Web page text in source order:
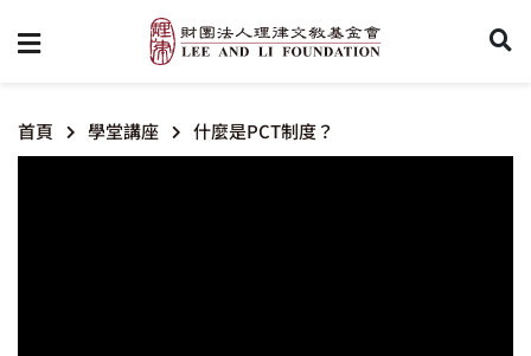
首頁 學堂講座 什麼是PCT制度？